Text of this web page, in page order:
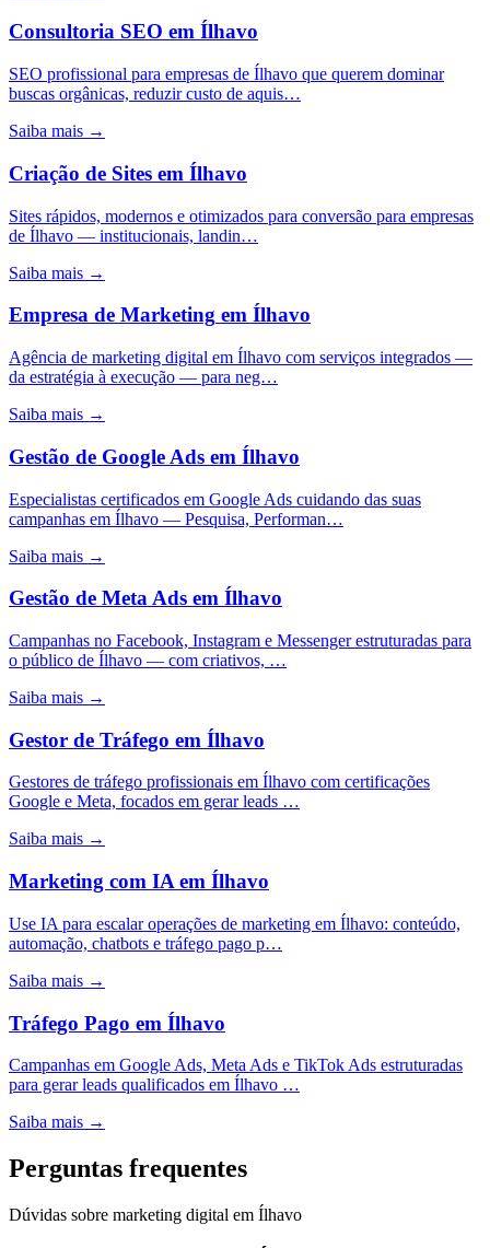
Consultoria SEO em Ílhavo
SEO profissional para empresas de Ílhavo que querem dominar
buscas orgânicas, reduzir custo de aquis…
Saiba mais →
Criação de Sites em Ílhavo
Sites rápidos, modernos e otimizados para conversão para empresas
de Ílhavo — institucionais, landin…
Saiba mais →
Empresa de Marketing em Ílhavo
Agência de marketing digital em Ílhavo com serviços integrados —
da estratégia à execução — para neg…
Saiba mais →
Gestão de Google Ads em Ílhavo
Especialistas certificados em Google Ads cuidando das suas
campanhas em Ílhavo — Pesquisa, Performan…
Saiba mais →
Gestão de Meta Ads em Ílhavo
Campanhas no Facebook, Instagram e Messenger estruturadas para
o público de Ílhavo — com criativos, …
Saiba mais →
Gestor de Tráfego em Ílhavo
Gestores de tráfego profissionais em Ílhavo com certificações
Google e Meta, focados em gerar leads …
Saiba mais →
Marketing com IA em Ílhavo
Use IA para escalar operações de marketing em Ílhavo: conteúdo,
automação, chatbots e tráfego pago p…
Saiba mais →
Tráfego Pago em Ílhavo
Campanhas em Google Ads, Meta Ads e TikTok Ads estruturadas
para gerar leads qualificados em Ílhavo …
Saiba mais →
Perguntas frequentes
Dúvidas sobre marketing digital em Ílhavo